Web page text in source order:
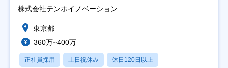
株式会社テンポイノベーション
東京都
360万~400万
正社員採用 土日祝休み 休日120日以上